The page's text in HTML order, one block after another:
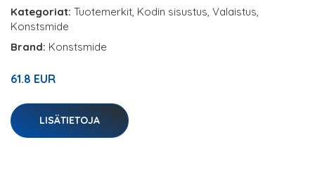
Kategoriat: Tuotemerkit, Kodin sisustus, Valaistus,
Konstsmide
Brand: Konstsmide
61.8 EUR
LISÄTIETOJA